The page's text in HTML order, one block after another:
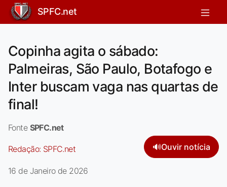
SPFC.net
Copinha agita o sábado:
Palmeiras, São Paulo, Botafogo e
Inter buscam vaga nas quartas de
final!
Fonte SPFC.net
Redação: SPFC.net 🔊Ouvir notícia
16 de Janeiro de 2026